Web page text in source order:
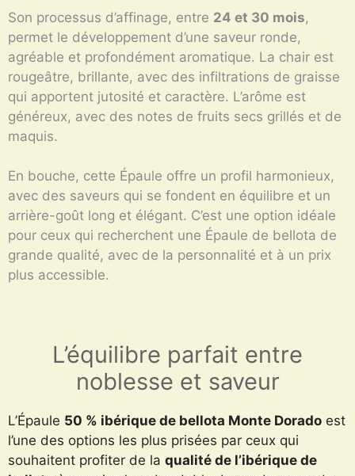
Son processus d’affinage, entre 24 et 30 mois,
permet le développement d’une saveur ronde,
agréable et profondément aromatique. La chair est
rougeâtre, brillante, avec des infiltrations de graisse
qui apportent jutosité et caractère. L’arôme est
généreux, avec des notes de fruits secs grillés et de
maquis.
En bouche, cette Épaule offre un profil harmonieux,
avec des saveurs qui se fondent en équilibre et un
arrière-goût long et élégant. C’est une option idéale
pour ceux qui recherchent une Épaule de bellota de
grande qualité, avec de la personnalité et à un prix
plus accessible.
L’équilibre parfait entre
noblesse et saveur
L’Épaule 50 % ibérique de bellota Monte Dorado est
l’une des options les plus prisées par ceux qui
souhaitent profiter de la qualité de l’ibérique de